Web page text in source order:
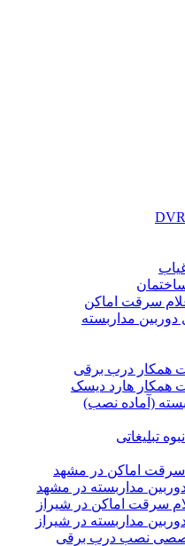
سرقت اماکن
مداربسته
درب برقی
هارد دیسک
(آماده نصب)
اماکن در مشهد
مداربسته در مشهد
اماکن در شیراز
مداربسته در شیراز
نصب درب برقی